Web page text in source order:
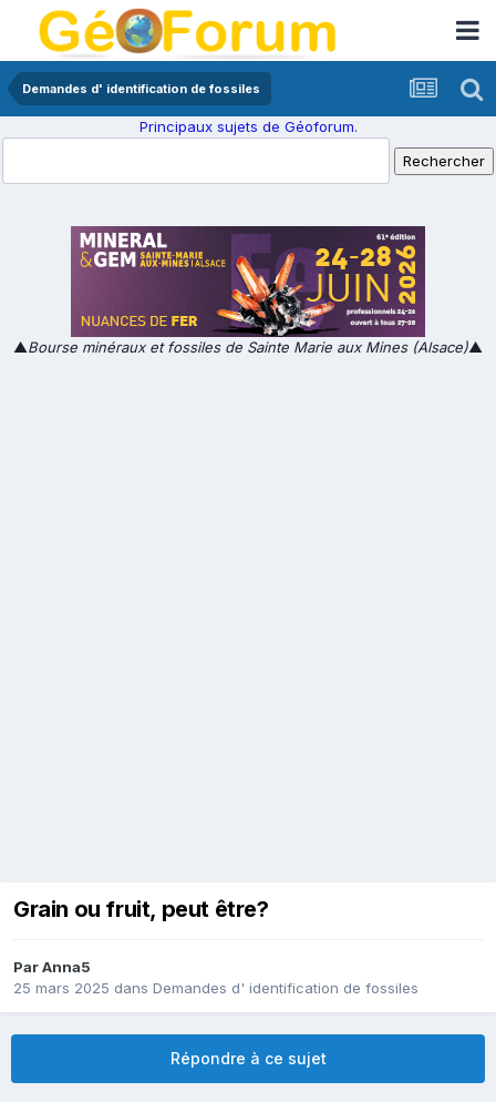
Demandes d' identification de fossiles
Principaux sujets de Géoforum.
▲Bourse minéraux et fossiles de Sainte Marie aux Mines (Alsace)▲
Grain ou fruit, peut être?
ParAnna5
25 mars 2025 dans Demandes d' identification de fossiles
Répondre à ce sujet